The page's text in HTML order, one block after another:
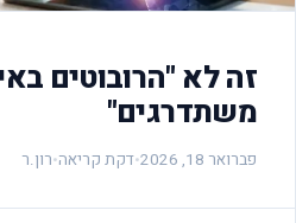
זה לא "הרובוטים
משתדרגים"
פברואר 18, 2026 •דקת קריאה•רון.ר